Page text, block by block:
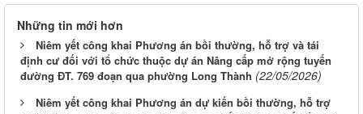
Những tin mới hơn
Niêm yết công khai Phương án bồi thường, hỗ trợ và tái
định cư đối với tổ chức thuộc dự án Nâng cấp mở rộng tuyến
đường ĐT. 769 đoạn qua phường Long Thành (22/05/2026)
Niêm yết công khai Phương án dự kiến bồi thường, hỗ trợ